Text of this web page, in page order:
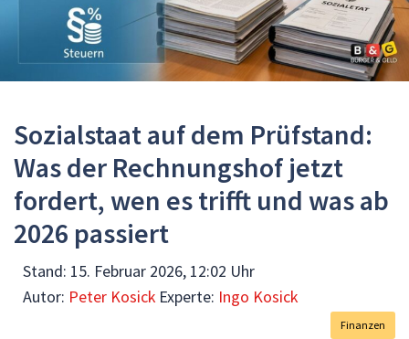
Sozialstaat auf dem Prüfstand:
Was der Rechnungshof jetzt
fordert, wen es trifft und was ab
2026 passiert
Stand: 15. Februar 2026, 12:02 Uhr
Autor: Peter Kosick Experte: Ingo Kosick
Finanzen